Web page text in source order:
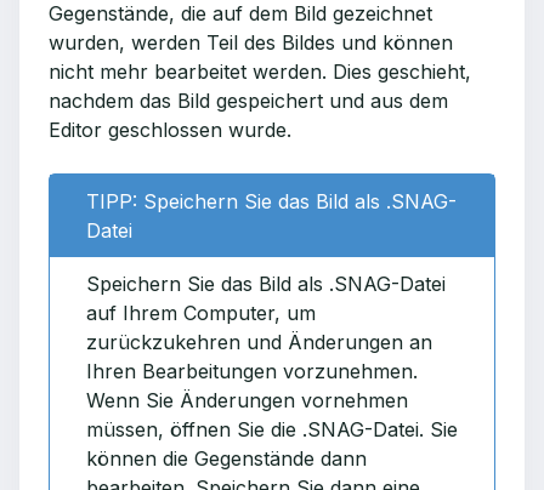
Gegenstände, die auf dem Bild gezeichnet
wurden, werden Teil des Bildes und können
nicht mehr bearbeitet werden. Dies geschieht,
nachdem das Bild gespeichert und aus dem
Editor geschlossen wurde.
TIPP: Speichern Sie das Bild als .SNAG-
Datei
Speichern Sie das Bild als .SNAG-Datei
auf Ihrem Computer, um
zurückzukehren und Änderungen an
Ihren Bearbeitungen vorzunehmen.
Wenn Sie Änderungen vornehmen
müssen, öffnen Sie die .SNAG-Datei. Sie
können die Gegenstände dann